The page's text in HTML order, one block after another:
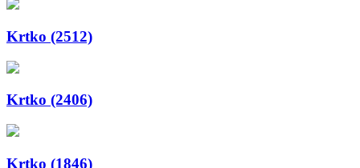
Krtko (2512)
Krtko (2406)
Krtko (1846)